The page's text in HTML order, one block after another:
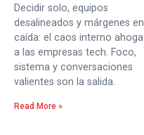
Decidir solo, equipos
desalineados y márgenes en
caída: el caos interno ahoga
a las empresas tech. Foco,
sistema y conversaciones
valientes son la salida.
Read More »